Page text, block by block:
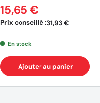
Prix conseillé :31,93 €
15,65 €
En stock
Ajouter au panier